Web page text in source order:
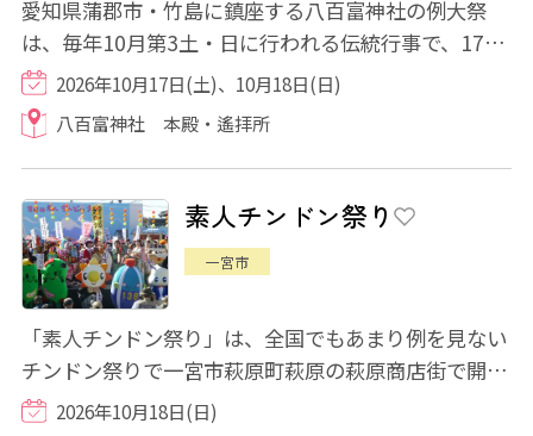
愛知県蒲郡市・竹島に鎮座する八百富神社の例大祭
は、毎年10月第3土・日に行われる伝統行事で、17基
の山車が町を練り歩き、地域一帯が祭り一色に染...
2026年10月17日(土)、10月18日(日)
八百富神社 本殿・遙拝所
素人チンドン祭り
一宮市
「素人チンドン祭り」は、全国でもあまり例を見ない
チンドン祭りで一宮市萩原町萩原の萩原商店街で開催
されるイベントです。全国からアマチュアの...
2026年10月18日(日)